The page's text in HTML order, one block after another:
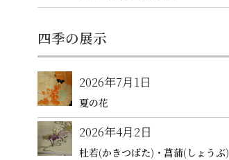
四季の展示
2026年7月1日
夏の花
2026年4月2日
杜若(かきつばた)・菖蒲(しょうぶ)